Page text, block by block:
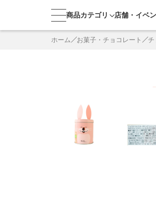
商品カテゴリ 店舗・ イベ
ホーム お菓子・チョコレート チ